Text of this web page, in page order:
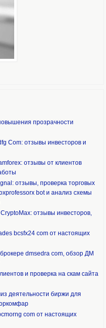
прозрачности
Com: отзывы инвесторов и
отзывы от клиентов
отзывы, проверка торговых
bot и анализ схемы
отзывы инвесторов,
bcsfx24 com от настоящих
dmsedra com, обзор ДМ
и проверка на скам сайта
деятельности биржи для
com от настоящих